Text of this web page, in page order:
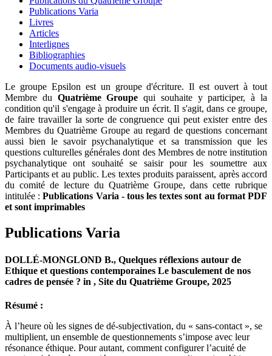
Publications Varia
Livres
Articles
Interlignes
Bibliographies
Documents audio-visuels
Le groupe Epsilon est un groupe d'écriture. Il est ouvert à tout
Membre du Quatrième Groupe qui souhaite y participer, à la
condition qu'il s'engage à produire un écrit. Il s'agit, dans ce groupe,
de faire travailler la sorte de congruence qui peut exister entre des
Membres du Quatrième Groupe au regard de questions concernant
aussi bien le savoir psychanalytique et sa transmission que les
questions culturelles générales dont des Membres de notre institution
psychanalytique ont souhaité se saisir pour les soumettre aux
Participants et au public. Les textes produits paraissent, après accord
du comité de lecture du Quatrième Groupe, dans cette rubrique
intitulée :Publications Varia - tous les textes sont au format PDF
et sont imprimables
Publications Varia
DOLLÉ-MONGLOND B., Quelques réflexions autour de
Ethique et questions contemporaines Le basculement de nos
cadres de pensée ? in , Site du Quatrième Groupe, 2025
Résumé :
À l’heure où les signes de dé-subjectivation, du « sans-contact », se
multiplient, un ensemble de questionnements s’impose avec leur
résonance éthique. Pour autant, comment configurer l’acuité de